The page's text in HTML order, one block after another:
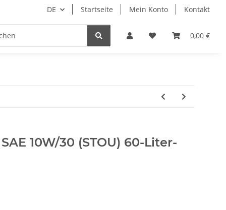
DE Startseite Mein Konto Kontakt
0,00 €
Zubehör
10W/30 (STOU) 60-Liter-